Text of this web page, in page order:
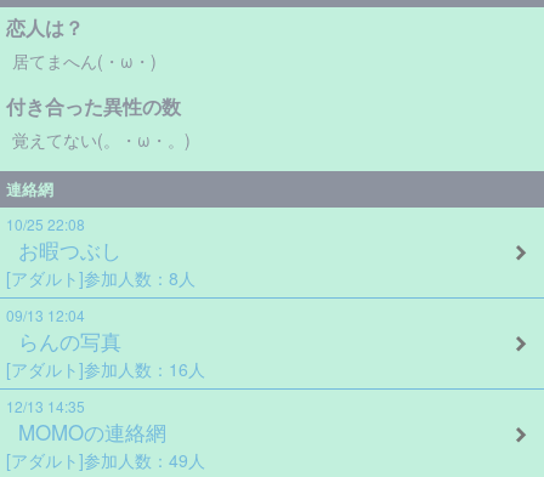
恋人は？
居てまへん(・ω・)
付き合った異性の数
覚えてない(。・ω・。)
連絡網
10/25 22:08
お暇つぶし
[アダルト]参加人数：8人
09/13 12:04
らんの写真
[アダルト]参加人数：16人
12/13 14:35
MOMOの連絡網
[アダルト]参加人数：49人